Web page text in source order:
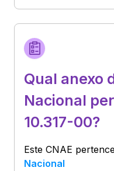
Qual anexo
Nacional
10.317-00?
Este CNAE
Nacional